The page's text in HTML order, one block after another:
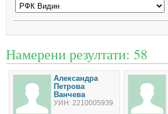
Намерени резултати: 58
Александра
Петрова
Ванчева
УИН: 2210005939